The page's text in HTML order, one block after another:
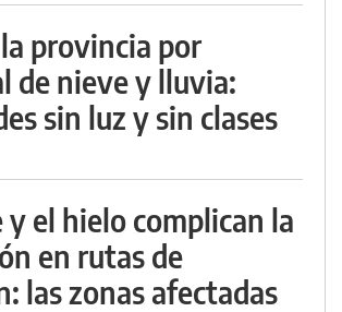
provincia por
de nieve y lluvia:
sin luz y sin clases
y el hielo complican la
en rutas de
las zonas afectadas